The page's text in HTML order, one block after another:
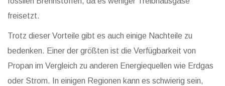
freisetzt.
Trotz dieser Vorteile gibt es auch einige Nachteile zu
bedenken. Einer der größten ist die Verfügbarkeit von
Propan im Vergleich zu anderen Energiequellen wie Erdgas
oder Strom. In einigen Regionen kann es schwierig sein,